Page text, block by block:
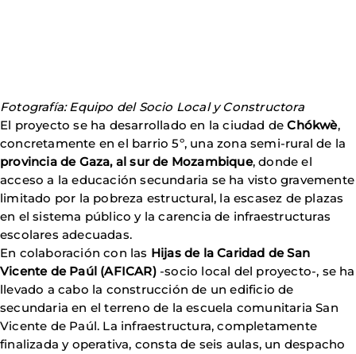
Fotografía: Equipo del Socio Local y Constructora
El proyecto se ha desarrollado en la ciudad deChókwè,
concretamente en el barrio 5º, una zona semi-rural de la
provincia de Gaza, al sur de Mozambique, donde el
acceso a la educación secundaria se ha visto gravemente
limitado por la pobreza estructural, la escasez de plazas
en el sistema público y la carencia de infraestructuras
escolares adecuadas.
En colaboración con las Hijas de la Caridad de San
Vicente de Paúl (AFICAR) -socio local del proyecto-, se ha
llevado a cabo la construcción de un edificio de
secundaria en el terreno de la escuela comunitaria San
Vicente de Paúl. La infraestructura, completamente
finalizada y operativa, consta de seis aulas, un despacho